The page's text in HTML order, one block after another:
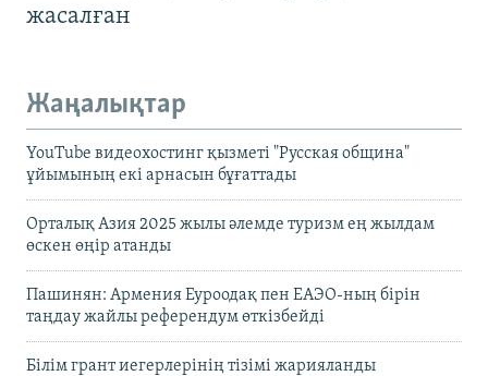
жасалған
Жаңалықтар
YouTube видеохостинг қызметі "Русская община"
ұйымының екі арнасын бұғаттады
Орталық Азия 2025 жылы әлемде туризм ең жылдам
өскен өңір атанды
Пашинян: Армения Еуроодақ пен ЕАЭО-ның бірін
таңдау жайлы референдум өткізбейді
Білім грант иегерлерінің тізімі жарияланды